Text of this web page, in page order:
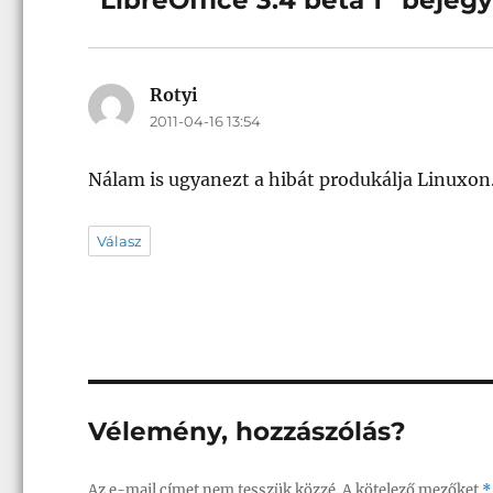
Rotyi
2011-04-16 13:54
Nálam is ugyanezt a hibát produkálja
Válasz
Vélemény, hozzászólás?